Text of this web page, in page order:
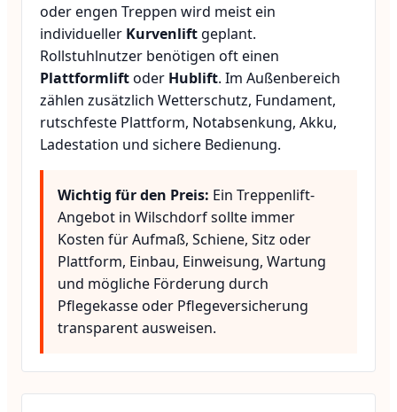
oder engen Treppen wird meist ein
individueller Kurvenlift geplant.
Rollstuhlnutzer benötigen oft einen
Plattformliftoder Hublift. Im Außenbereich
zählen zusätzlich Wetterschutz, Fundament,
rutschfeste Plattform, Notabsenkung, Akku,
Ladestation und sichere Bedienung.
Wichtig für den Preis: Ein Treppenlift-
Angebot in Wilschdorf sollte immer
Kosten für Aufmaß, Schiene, Sitz oder
Plattform, Einbau, Einweisung, Wartung
und mögliche Förderung durch
Pflegekasse oder Pflegeversicherung
transparent ausweisen.